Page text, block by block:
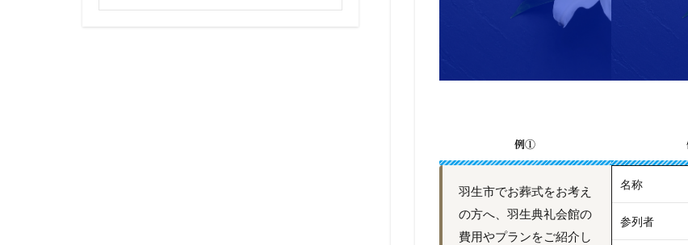
例①
羽生市でお葬式をお考え
の方へ、羽生典礼会館の
費用やプランをご紹介し
名称
参列者